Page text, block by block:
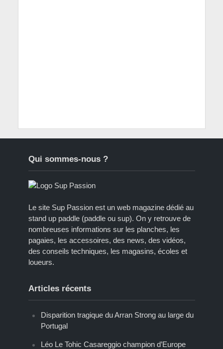
Qui sommes-nous ?
Le site Sup Passion est un web magazine dédié au
stand up paddle (paddle ou sup). On y retrouve de
nombreuses informations sur les planches, les
pagaies, les accessoires, des news, des vidéos,
des conseils techniques, les magasins, écoles et
loueurs.
Articles récents
Disparition tragique du Arran Strong au large du
Portugal
Léo Le Tohic Casareggio champion d’Europe